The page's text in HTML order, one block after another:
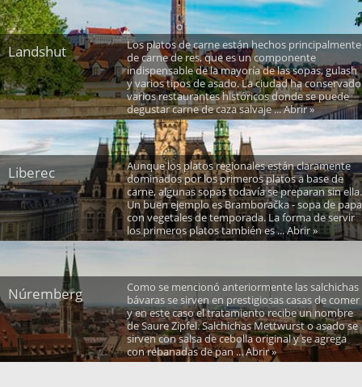
Landshut
Los platos de carne están hechos principalmente
de carne de res, que es un componente
indispensable de la mayoría de las sopas, gulash
y varios tipos de asado. La ciudad ha conservado
varios restaurantes históricos donde se puede
degustar carne de caza salvaje ... Abrir »
Liberec
Aunque los platos regionales están claramente
dominados por los primeros platos a base de
carne, algunas sopas todavía se preparan sin ella.
Un buen ejemplo es Bramboračka - sopa de papa
con vegetales de temporada. La forma de servir
los primeros platos también es ... Abrir »
Núremberg
Como se mencionó anteriormente las salchichas
bávaras se sirven en prestigiosas casas de comer
y en este caso el tratamiento recibe un nombre
de Saure Zipfel. Salchichas Mettwurst o asado se
sirven con salsa de cebolla original y se agrega
con rebanadas de pan ... Abrir »